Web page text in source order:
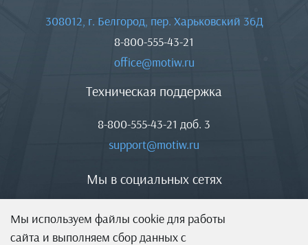
Мы используем файлы cookie для работы
сайта и выполняем сбор данных с
308012, г. Белгород, пер. Харьковский 36Д
8-800-555-43-21
office@motiw.ru
Техническая поддержка
8-800-555-43-21 доб. 3
support@motiw.ru
Мы в социальных сетях